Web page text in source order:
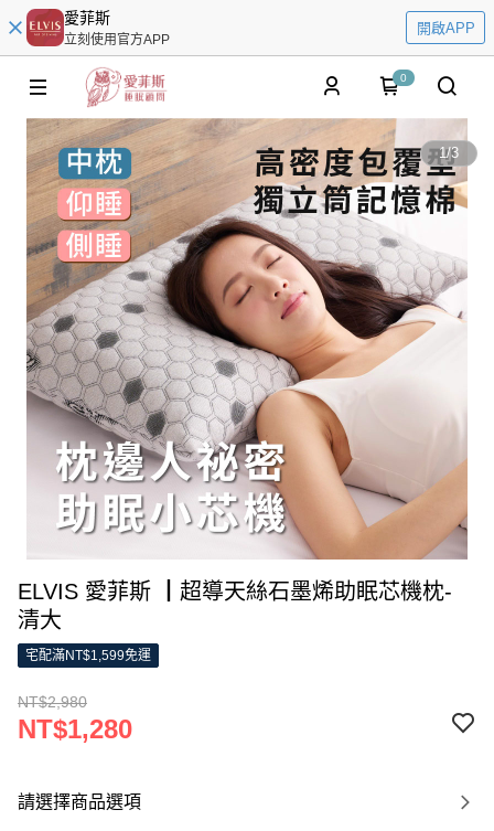
愛菲斯
立刻使用官方APP
開啟APP
0
1/3
ELVIS 愛菲斯 ┃超導天絲石墨烯助眠芯機枕-
清大
宅配滿NT$1,599免運
NT$2,980
NT$1,280
請選擇商品選項